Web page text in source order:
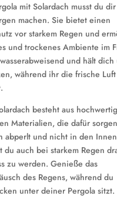
mit Solardach musst du dir
machen. Sie bietet einen
vor starkem Regen und
und trockenes Ambiente im
und hält dich
während ihr die frische
besteht aus
Materialien, die dafür
abperlt und nicht in den
du auch bei starkem Regen
zu werden. Genieße das
des Regens, während du
unter deiner Pergola sitzt.